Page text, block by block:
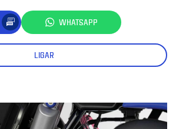
WHATSAPP
LIGAR